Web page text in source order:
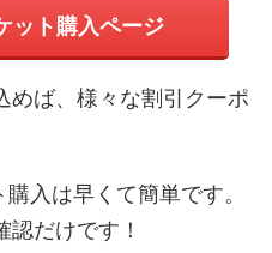
ット購入ページ
めば、様々な割引クーポ
入は早くて簡単です。
だけです！